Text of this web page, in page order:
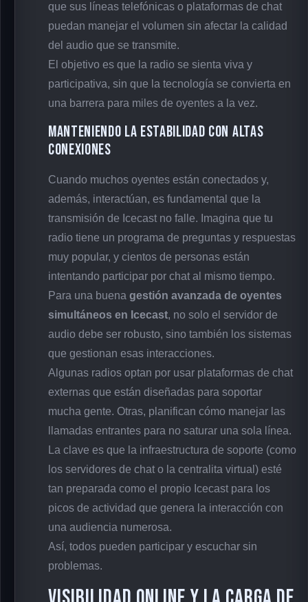
que sus líneas telefónicas o plataformas de chat
puedan manejar el volumen sin afectar la calidad
del audio que se transmite.
El objetivo es que la radio se sienta viva y
participativa, sin que la tecnología se convierta en
una barrera para miles de oyentes a la vez.
Manteniendo la Estabilidad con Altas
Conexiones
Cuando muchos oyentes están conectados y,
además, interactúan, es fundamental que la
transmisión de Icecast no falle. Imagina que tu
radio tiene un programa de preguntas y respuestas
muy popular, y cientos de personas están
intentando participar por chat al mismo tiempo.
Para una buena gestión avanzada de oyentes
simultáneos en Icecast, no solo el servidor de
audio debe ser robusto, sino también los sistemas
que gestionan esas interacciones.
Algunas radios optan por usar plataformas de chat
externas que están diseñadas para soportar
mucha gente. Otras, planifican cómo manejar las
llamadas entrantes para no saturar una sola línea.
La clave es que la infraestructura de soporte (como
los servidores de chat o la centralita virtual) esté
tan preparada como el propio Icecast para los
picos de actividad que genera la interacción con
una audiencia numerosa.
Así, todos pueden participar y escuchar sin
problemas.